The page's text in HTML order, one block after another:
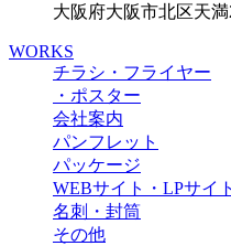
大阪府大阪市北区天満
WORKS
チラシ・フライヤー
・ポスター
会社案内
パンフレット
パッケージ
WEBサイト・LPサイト
名刺・封筒
その他